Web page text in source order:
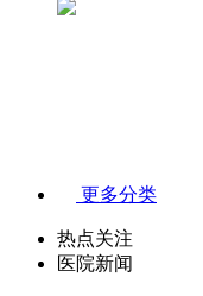
更多分类
热点关注
医院新闻